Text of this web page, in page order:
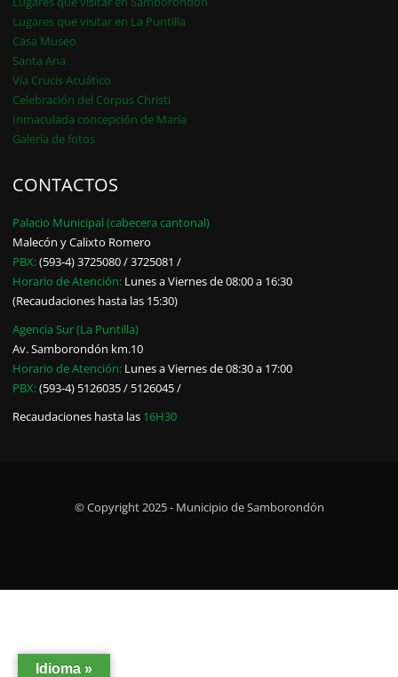
Lugares que visitar en La Puntilla
Casa Museo
Santa Ana
Vía Crucis Acuático
Celebración del Corpus Christi
Inmaculada concepción de María
Galería de fotos
CONTACTOS
Palacio Municipal (cabecera cantonal)
Malecón y Calixto Romero
PBX:(593-4) 3725080 / 3725081 /
Horario de Atención: Lunes a Viernes de 08:00 a 16:30
(Recaudaciones hasta las 15:30)
Agencia Sur (La Puntilla)
Av. Samborondón km.10
Horario de Atención: Lunes a Viernes de 08:30 a 17:00
PBX:(593-4) 5126035 / 5126045 /
Recaudaciones hasta las 16H30
© Copyright 2025 - Municipio de Samborondón
Idioma »